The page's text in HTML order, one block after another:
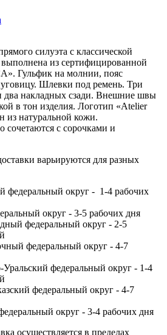
силуэта с классической
из сертифицированной
Гульфик на молнии, пояс
Шлевки под ремень. Три
два накладных сзади. Внешние швы
в тон изделия. Логотип «Atelier
из натуральной кожи.
с сорочками и
варьируются для разных
федеральный округ - 1-4 рабочих
округ - 3-5 рабочих дня
федеральный округ - 2-5
федеральный округ - 4-7
федеральный округ - 1-4
федеральный округ - 4-7
округ - 3-4 рабочих дня
осуществляется в пределах